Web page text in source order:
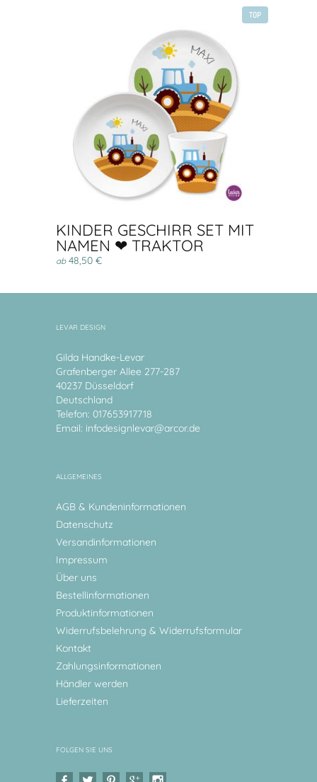
TOP
KINDER GESCHIRR SET MIT
NAMEN ❤ TRAKTOR
ab48,50 €
LEVAR DESIGN
Gilda Handke-Levar
Grafenberger Allee 277-287
40237 Düsseldorf
Deutschland
Telefon: 017653917718
Email: infodesignlevar@arcor.de
ALLGEMEINES
AGB & Kundeninformationen
Datenschutz
Versandinformationen
Impressum
Über uns
Bestellinformationen
Produktinformationen
Widerrufsbelehrung & Widerrufsformular
Kontakt
Zahlungsinformationen
Händler werden
Lieferzeiten
FOLGEN SIE UNS